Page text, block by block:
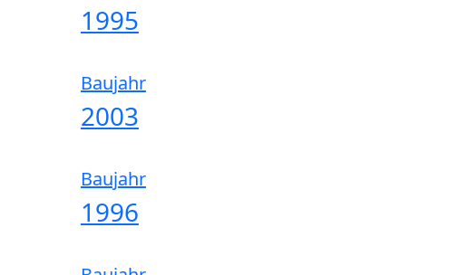
1995
Baujahr
2003
Baujahr
1996